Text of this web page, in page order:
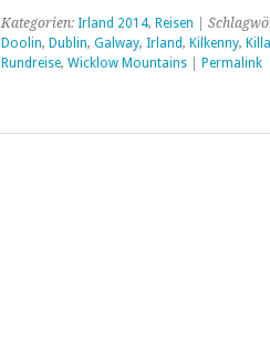
Kategorien: Irland 2014, Reisen |
Doolin, Dublin, Galway, Irland, Kilkenny,
Rundreise, Wicklow Mountains| Permalink